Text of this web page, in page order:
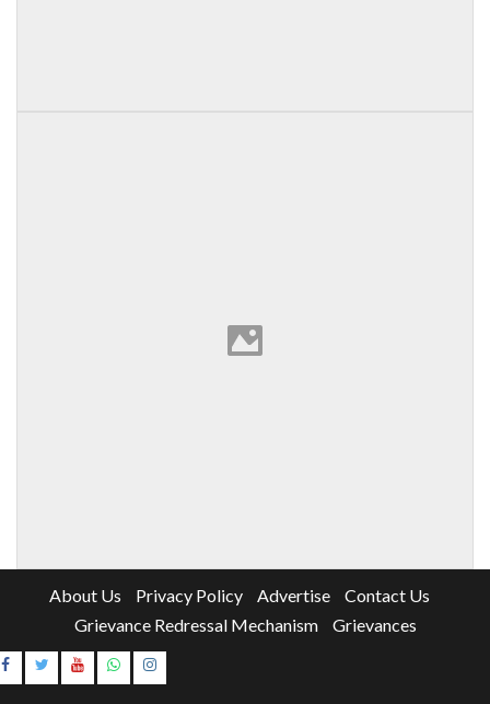
About Us Privacy Policy Advertise
Contact Us
Grievance Redressal Mechanism
Grievances
Instagram